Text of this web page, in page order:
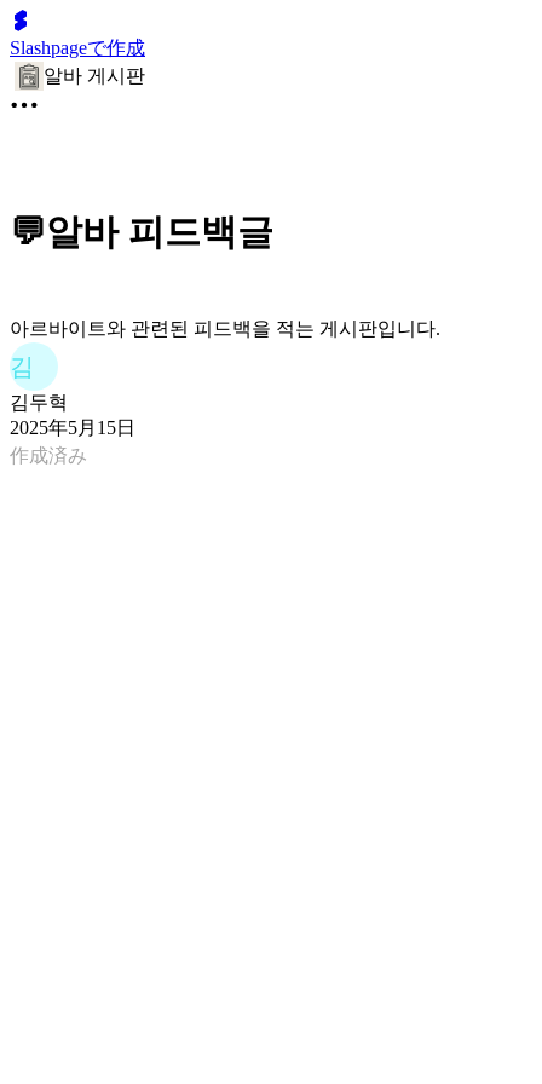
Slashpageで作成
알바 게시판
💬알바 피드백글
아르바이트와 관련된 피드백을 적는 게시판입니다.
김
김두혁
2025年5月15日
作成済み